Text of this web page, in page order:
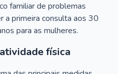
familiar de problemas
a primeira consulta aos 30
para as mulheres.
física